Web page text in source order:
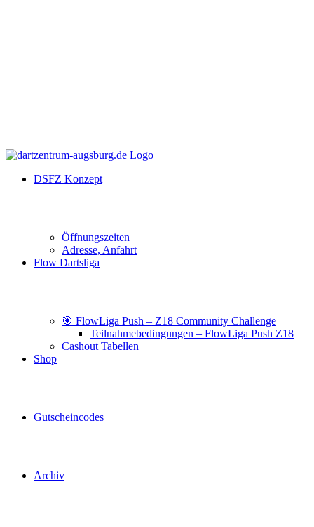
DSFZ Konzept
Öffnungszeiten
Adresse, Anfahrt
Flow Dartsliga
🎯 FlowLiga Push – Z18 Community Challenge
Teilnahmebedingungen – FlowLiga Push Z18
Cashout Tabellen
Shop
Gutscheincodes
Archiv